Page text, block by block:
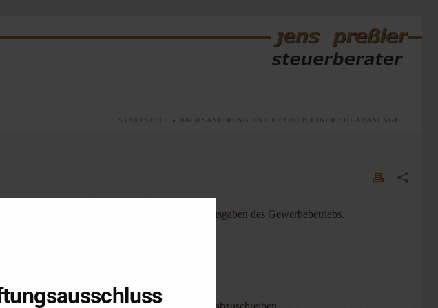
» DACHSANIERUNG UND BETRIEB EINER SOLARANLAGE
verursacht und folglich auch keine Betriebsausgaben des Gewerbebetriebs.
Betriebsvorrichtung und über 20 Jahre abzuschreiben.